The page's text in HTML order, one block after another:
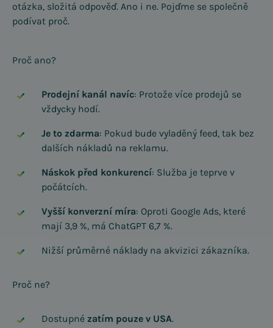
otázka, složitá odpověď. Ano i ne. Pojďme se společně
podívat proč.
Proč ano?
Prodejní kanál navíc: Protože více prodejů se
vždycky hodí.
Je to zdarma: Pokud bude vyladěný feed, tak bez
dalších nákladů na reklamu.
Náskok před konkurencí: Služba je teprve v
počátcích.
Vyšší konverzní míra: Oproti Google Ads, které
mají 3,9 %, má ChatGPT 6,7 %.
Nižší průměrné náklady na akvizici zákazníka.
Proč ne?
Dostupné zatím pouze v USA.